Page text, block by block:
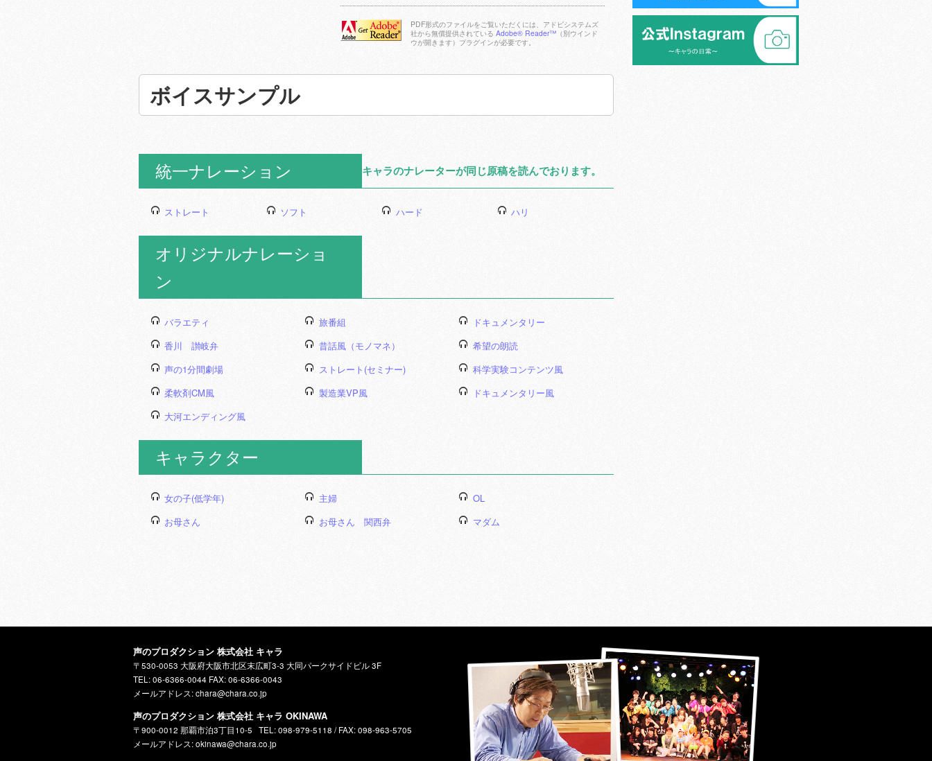
ドする
PDF形式のファイルをご覧いただくには、アドビシステムズ
社から無償提供されている Adobe® Reader™（別ウインド
ウが開きます）プラグインが必要です。
ボイスサンプル
統一ナレーション キャラのナレーターが同じ原稿を読んでおります。
ストレート ソフト ハード ハリ
オリジナルナレーショ
ン
バラエティ 旅番組
ドキュメンタリー
香川 讃岐弁
昔話風（モノマネ）
希望の朗読
声の1分間劇場
ストレート(セミナー)
科学実験コンテンツ風
柔軟剤CM風
製造業VP風
ドキュメンタリー風
大河エンディング風
キャラクター
女の子(低学年) 主婦
OL
お母さん
お母さん 関西弁 マダム
声のプロダクション 株式会社 キャラ
〒530-0053 大阪府大阪市北区末広町3-3 大同パークサイドビル 3F
TEL: 06-6366-0044 FAX: 06-6366-0043
メールアドレス: chara@chara.co.jp
声のプロダクション 株式会社 キャラ OKINAWA
〒900-0012 那覇市泊3丁目10-5
TEL: 098-979-5118 / FAX: 098-963-5705
メールアドレス: okinawa@chara.co.jp